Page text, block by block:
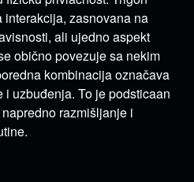
zasnovana na
ali ujedno aspekt
obično povezuje sa nekim
kombinacija označava
i uzbuđenja. To je podsticaan
razmišljanje i